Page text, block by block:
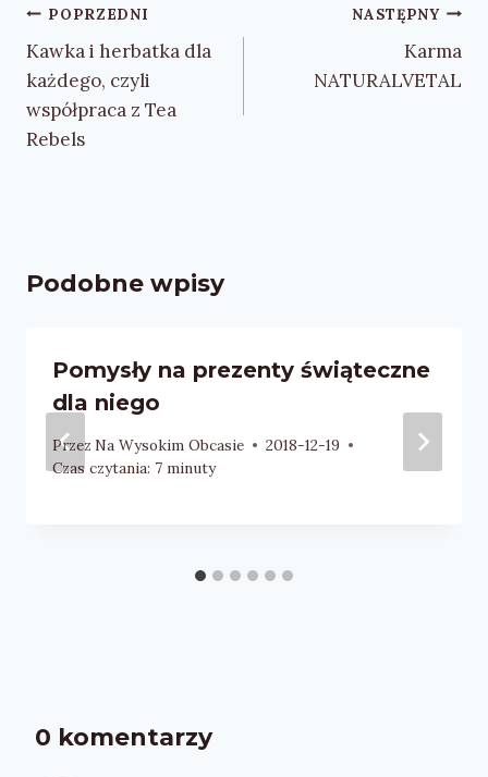
Nawigacja
wpisu
POPRZEDNI
Kawka i herbatka dla
każdego, czyli
współpraca z Tea
Rebels
NASTĘPNY
Karma
NATURALVETAL
Podobne wpisy
Pomysły na prezenty świąteczne
dla niego
Przez Na Wysokim Obcasie
2018-12-19
Czas czytania: 7 minuty
0 komentarzy